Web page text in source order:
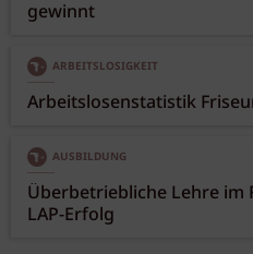
gewinnt
ARBEITSLOSIGKEIT
Arbeitslosenstatistik
AUSBILDUNG
Überbetriebliche Lehre im
LAP-Erfolg